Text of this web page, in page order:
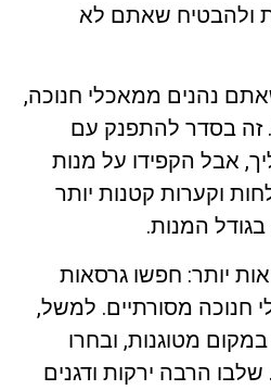
ולהבטיח שאתם לא
נהנים ממאכלי חנוכה,
זה בסדר להתפנק עם
אבל הקפידו על מנות
וקערות קטנות יותר
המנות.
יותר: חפשו גרסאות
חנוכה מסורתיים. למשל,
מטוגנות, ובחרו
הרבה ירקות ודגנים